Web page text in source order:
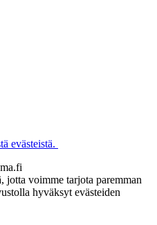
evästeistä.
jotta voimme tarjota paremman
hyväksyt evästeiden